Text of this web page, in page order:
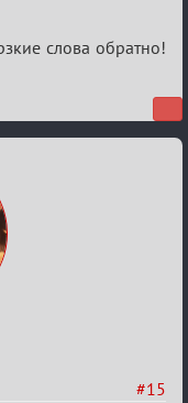
слова обратно!
#15